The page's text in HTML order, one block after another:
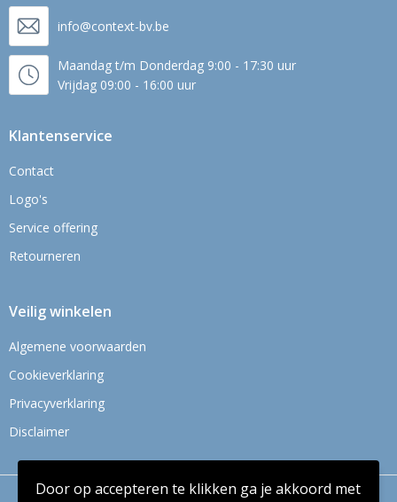
info@context-bv.be
Maandag t/m Donderdag 9:00 - 17:30 uur
Vrijdag 09:00 - 16:00 uur
Klantenservice
Contact
Logo's
Service offering
Retourneren
Veilig winkelen
Algemene voorwaarden
Cookieverklaring
Privacyverklaring
Disclaimer
Door op accepteren te klikken ga je akkoord met